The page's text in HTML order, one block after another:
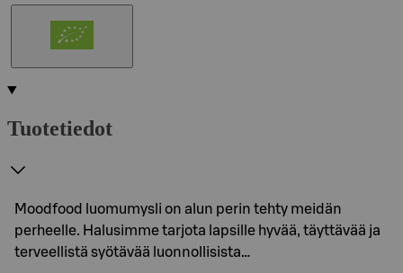
Tuotetiedot
Moodfood luomumysli on alun perin tehty meidän
perheelle. Halusimme tarjota lapsille hyvää, täyttävää ja
terveellistä syötävää luonnollisista…